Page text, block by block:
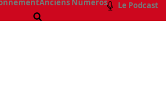
Anciens Numéros Le Podcast